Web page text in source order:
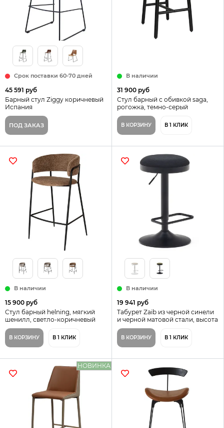
Срок поставки 60-70 дней
45 591 руб
Барный стул Ziggy коричневый
Испания
ПОД ЗАКАЗ
В наличии
31 900 руб
Стул барный с обивкой saga,
рогожка, темно-серый
В КОРЗИНУ В 1 КЛИК
В наличии
15 900 руб
Стул барный helning, мягкий
шенилл, светло-коричневый
В КОРЗИНУ В 1 КЛИК
В наличии
19 941 руб
Табурет Zaib из черной синели
и черной матовой стали, высота
58-80 см La Forma Иcпания
В КОРЗИНУ В 1 КЛИК
НОВИНКА